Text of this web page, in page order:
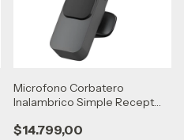
Microfono Corbatero
Inalambrico Simple Recept
$14.799,00